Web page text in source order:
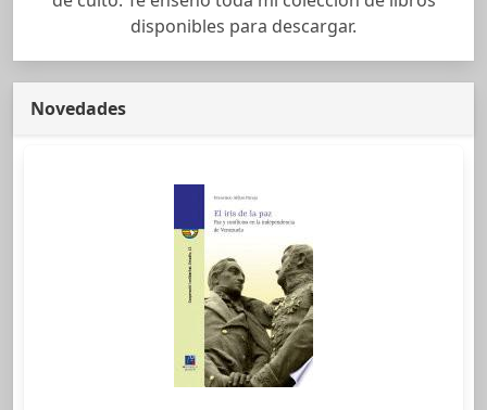
disponibles para descargar.
Novedades